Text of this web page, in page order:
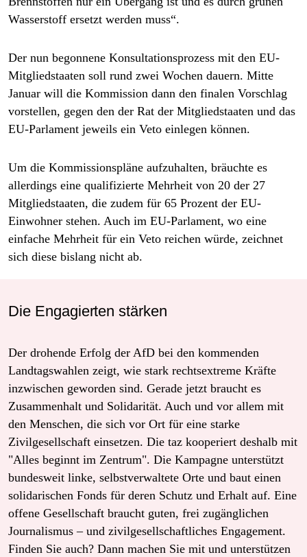
Wasserstoff ersetzt werden muss“.
Der nun begonnene Konsultationsprozess mit den EU-
Mitgliedstaaten soll rund zwei Wochen dauern. Mitte
Januar will die Kommission dann den finalen Vorschlag
vorstellen, gegen den der Rat der Mitgliedstaaten und das
EU-Parlament jeweils ein Veto einlegen können.
Um die Kommissionspläne aufzuhalten, bräuchte es
allerdings eine qualifizierte Mehrheit von 20 der 27
Mitgliedstaaten, die zudem für 65 Prozent der EU-
Einwohner stehen. Auch im EU-Parlament, wo eine
einfache Mehrheit für ein Veto reichen würde, zeichnet
sich diese bislang nicht ab.
Die Engagierten stärken
Der drohende Erfolg der AfD bei den kommenden
Landtagswahlen zeigt, wie stark rechtsextreme Kräfte
inzwischen geworden sind. Gerade jetzt braucht es
Zusammenhalt und Solidarität. Auch und vor allem mit
den Menschen, die sich vor Ort für eine starke
Zivilgesellschaft einsetzen. Die taz kooperiert deshalb mit
"Alles beginnt im Zentrum". Die Kampagne unterstützt
bundesweit linke, selbstverwaltete Orte und baut einen
solidarischen Fonds für deren Schutz und Erhalt auf. Eine
offene Gesellschaft braucht guten, frei zugänglichen
Journalismus – und zivilgesellschaftliches Engagement.
Finden Sie auch? Dann machen Sie mit und unterstützen